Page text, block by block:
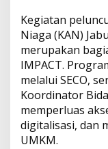
a
y
a
a
n
L
e
b
i
Kegiatan
Niaga (KAN)
merupakan
IMPACT.
melalui SECO,
Koordinator
memperluas
digitalisasi, dan
UMKM.